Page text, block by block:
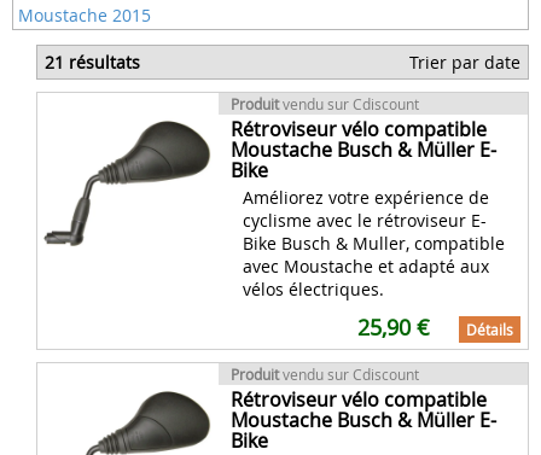
Moustache 2015
21 résultats Trier par date
Produitvendu sur Cdiscount
Rétroviseur vélo compatible
Moustache Busch & Müller E-
Bike
Améliorez votre expérience de
cyclisme avec le rétroviseur E-
Bike Busch & Muller, compatible
avec Moustache et adapté aux
vélos électriques.
25,90 € Détails
Produitvendu sur Cdiscount
Rétroviseur vélo compatible
Moustache Busch & Müller E-
Bike